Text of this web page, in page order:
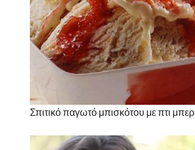
Σπιτικό παγωτό μπισκότου με πτι μπερ